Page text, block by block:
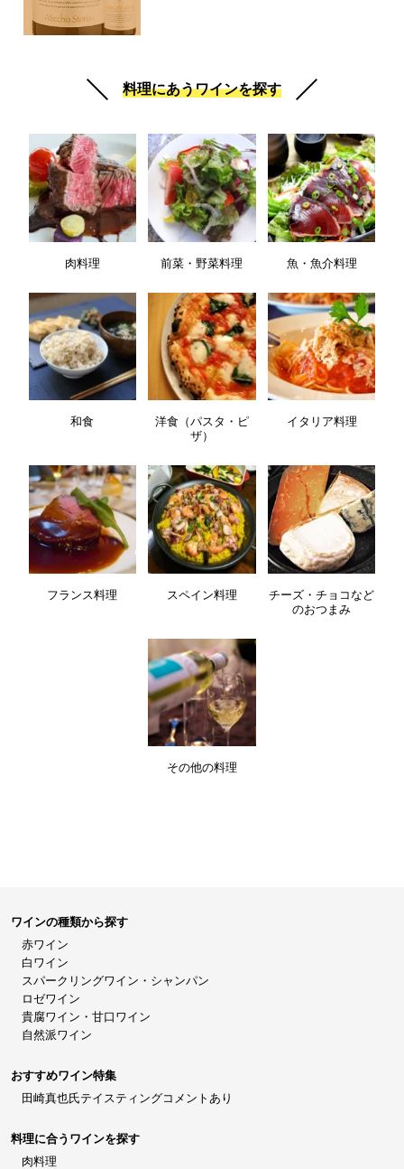
料理にあうワインを探す
肉料理 前菜・野菜料理 魚・魚介料理
和食
洋食（パスタ・ピ
ザ）
イタリア料理
フランス料理 スペイン料理
チーズ・チョコなど
のおつまみ
その他の料理
ワインの種類から探す
赤ワイン
白ワイン
スパークリングワイン・シャンパン
ロゼワイン
貴腐ワイン・甘口ワイン
自然派ワイン
おすすめワイン特集
田崎真也氏テイスティングコメントあり
料理に合うワインを探す
肉料理